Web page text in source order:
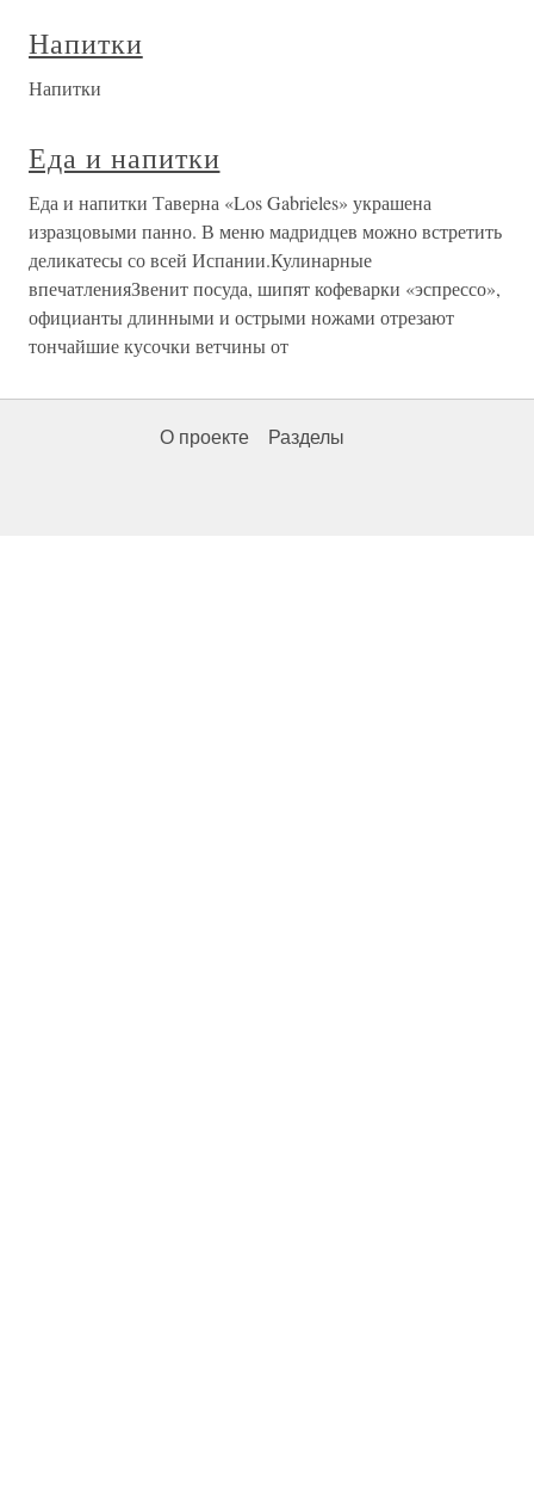
Напитки
Напитки
Еда и напитки
Еда и напитки Таверна «Los Gabrieles» украшена
изразцовыми панно. В меню мадридцев можно встретить
деликатесы со всей Испании.Кулинарные
впечатленияЗвенит посуда, шипят кофеварки «эспрессо»,
официанты длинными и острыми ножами отрезают
тончайшие кусочки ветчины от
О проекте Разделы